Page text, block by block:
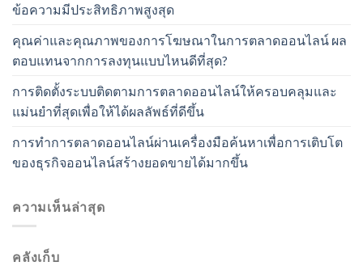
ข้อความมีประสิทธิภาพสูงสุด
คุณค่าและคุณภาพของการโฆษณาในการตลาดออนไลน์ ผล
ตอบแทนจากการลงทุนแบบไหนดีที่สุด?
การติดตั้งระบบติดตามการตลาดออนไลน์ให้ครอบคลุมและ
แม่นยำที่สุดเพื่อให้ได้ผลลัพธ์ที่ดีขึ้น
การทำการตลาดออนไลน์ผ่านเครื่องมือค้นหาเพื่อการเติบโต
ของธุรกิจออนไลน์สร้างยอดขายได้มากขึ้น
ความเห็นล่าสุด
คลังเก็บ